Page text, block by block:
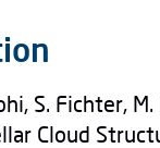
S. Fichter,
Cloud